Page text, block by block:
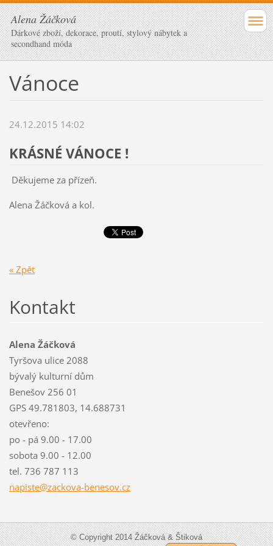
Alena Žáčková
Dárkové zboží, dekorace, proutí, stylový nábytek a
secondhand móda
Vánoce
24.12.2015 14:02
KRÁSNÉ VÁNOCE !
Děkujeme za přízeň.
Alena Žáčková a kol.
« Zpět
Kontakt
Alena Žáčková
Tyršova ulice 2088
bývalý kulturní dům
Benešov 256 01
GPS 49.781803, 14.688731
otevřeno:
po - pá 9.00 - 17.00
sobota 9.00 - 12.00
tel. 736 787 113
napiste@zackova-benesov.cz
© Copyright 2014 Žáčková & Štiková